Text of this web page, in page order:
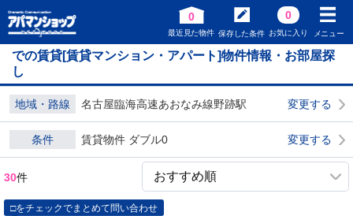
0
最近見た物件 保存した条件
0
お気に入り メニュー
での賃貸[賃貸マンション・アパート]物件情報・お部屋探
し
地域・路線 名古屋臨海高速あおなみ線野跡駅 変更する
条件 賃貸物件 ダブル0 変更する
30件
□をチェックでまとめて問い合わせ